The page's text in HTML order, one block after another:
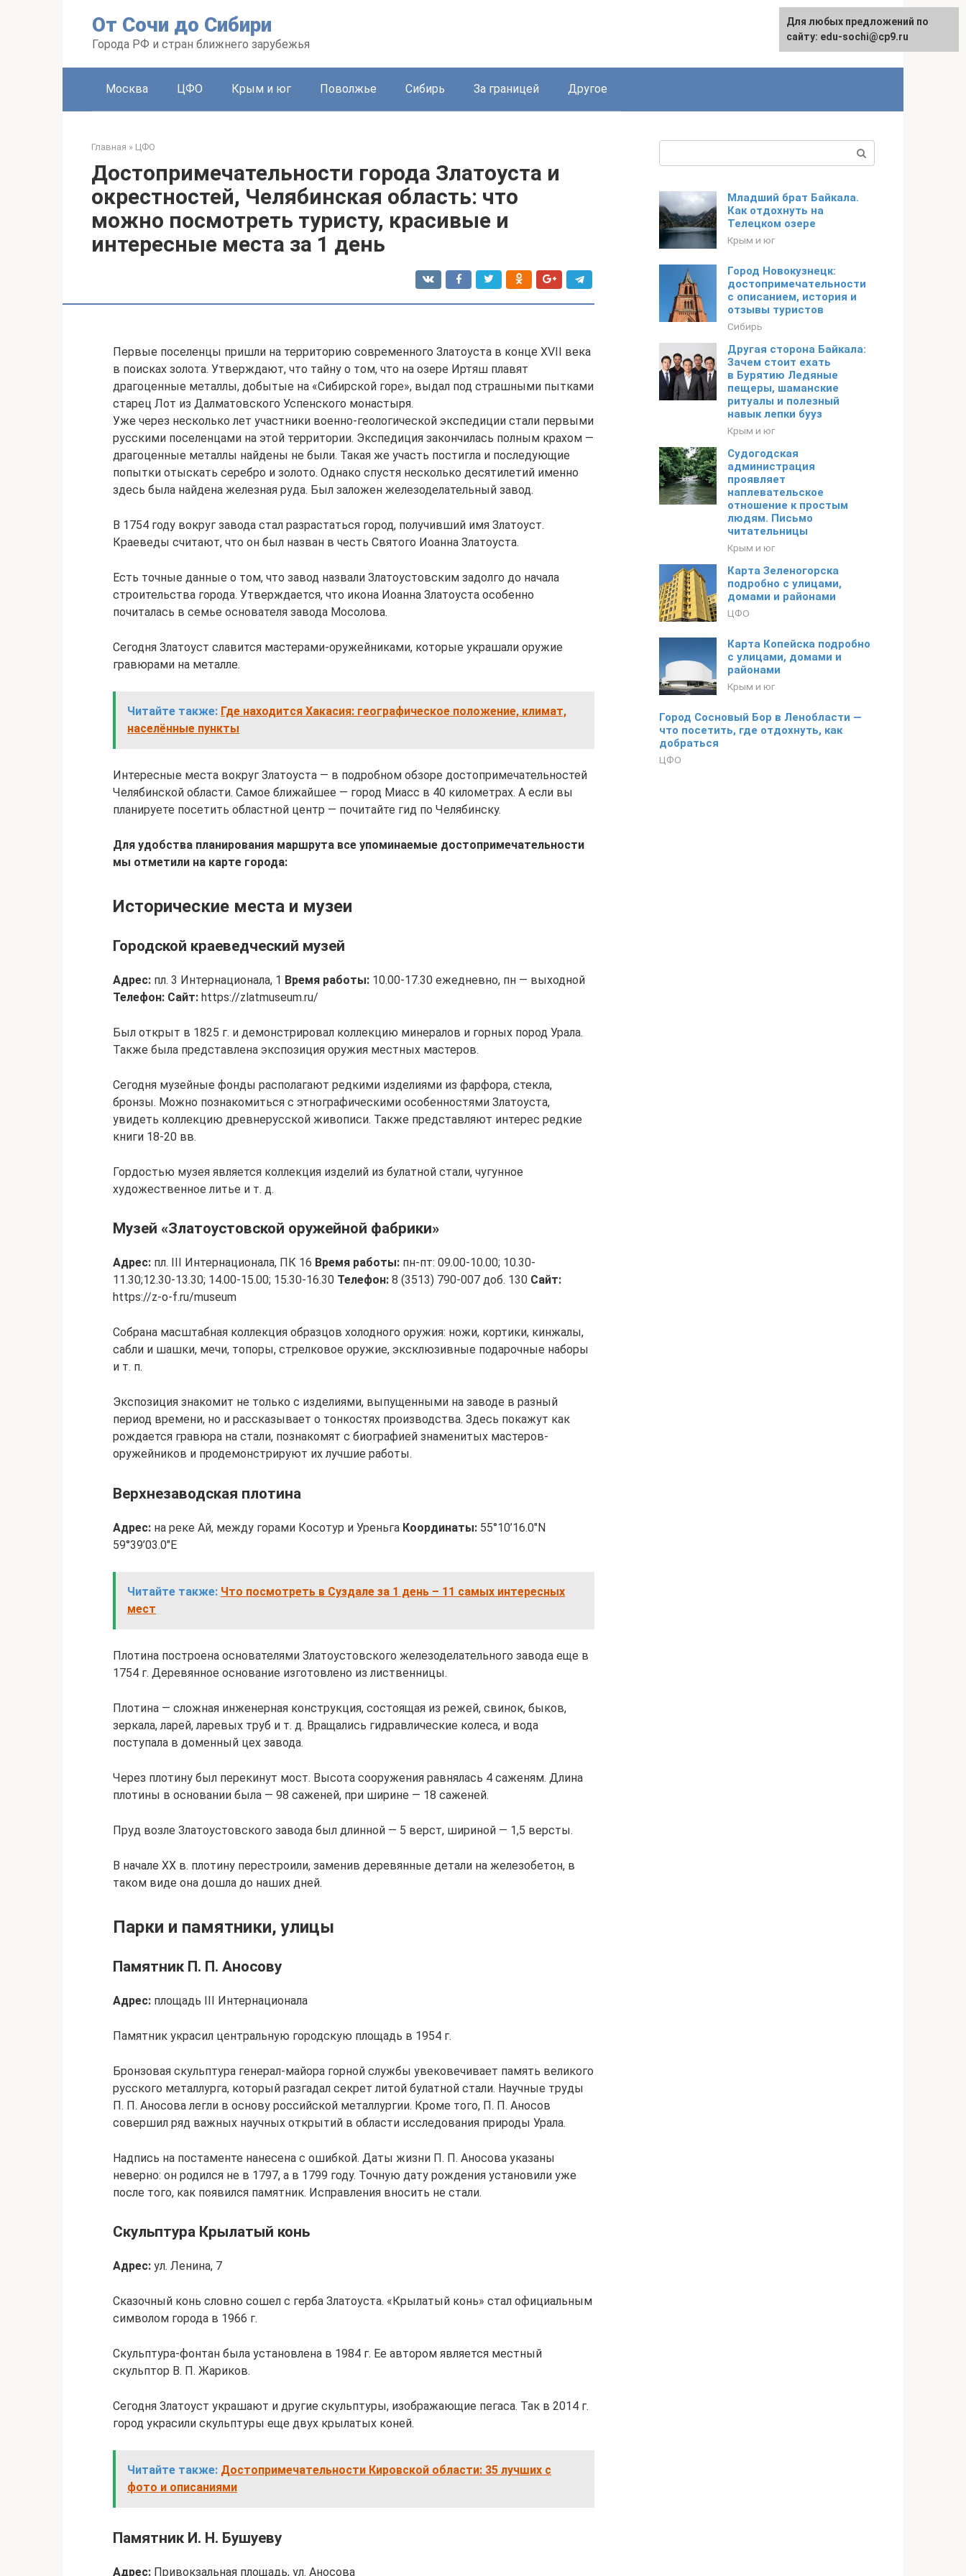
От Сочи до Сибири
Города РФ и стран ближнего зарубежья
English
Москва ЦФО Крым и юг Поволжье Сибирь За границей Другое
Главная » ЦФО
Достопримечательности города Златоуста и
окрестностей, Челябинская область: что
можно посмотреть туристу, красивые и
интересные места за 1 день
Первые поселенцы пришли на территорию современного Златоуста в конце XVII века
в поисках золота. Утверждают, что тайну о том, что на озере Иртяш плавят
драгоценные металлы, добытые на «Сибирской горе», выдал под страшными пытками
старец Лот из Далматовского Успенского монастыря.
Уже через несколько лет участники военно-геологической экспедиции стали первыми
русскими поселенцами на этой территории. Экспедиция закончилась полным крахом —
драгоценные металлы найдены не были. Такая же участь постигла и последующие
попытки отыскать серебро и золото. Однако спустя несколько десятилетий именно
здесь была найдена железная руда. Был заложен железоделательный завод.
В 1754 году вокруг завода стал разрастаться город, получивший имя Златоуст.
Краеведы считают, что он был назван в честь Святого Иоанна Златоуста.
Есть точные данные о том, что завод назвали Златоустовским задолго до начала
строительства города. Утверждается, что икона Иоанна Златоуста особенно
почиталась в семье основателя завода Мосолова.
Сегодня Златоуст славится мастерами-оружейниками, которые украшали оружие
гравюрами на металле.
Читайте также: Где находится Хакасия: географическое положение, климат,
населённые пункты
Интересные места вокруг Златоуста — в подробном обзоре достопримечательностей
Челябинской области. Самое ближайшее — город Миасс в 40 километрах. А если вы
планируете посетить областной центр — почитайте гид по Челябинску.
Для удобства планирования маршрута все упоминаемые достопримечательности
мы отметили на карте города:
Исторические места и музеи
Городской краеведческий музей
Адрес: пл. 3 Интернационала, 1 Время работы: 10.00-17.30 ежедневно, пн — выходной
Телефон: Сайт: https://zlatmuseum.ru/
Был открыт в 1825 г. и демонстрировал коллекцию минералов и горных пород Урала.
Также была представлена экспозиция оружия местных мастеров.
Сегодня музейные фонды располагают редкими изделиями из фарфора, стекла,
бронзы. Можно познакомиться с этнографическими особенностями Златоуста,
увидеть коллекцию древнерусской живописи. Также представляют интерес редкие
книги 18-20 вв.
Гордостью музея является коллекция изделий из булатной стали, чугунное
художественное литье и т. д.
Музей «Златоустовской оружейной фабрики»
Адрес: пл. III Интернационала, ПК 16 Время работы: пн-пт: 09.00-10.00; 10.30-
11.30;12.30-13.30; 14.00-15.00; 15.30-16.30 Телефон: 8 (3513) 790-007 доб. 130 Сайт:
https://z-o-f.ru/museum
Собрана масштабная коллекция образцов холодного оружия: ножи, кортики, кинжалы,
сабли и шашки, мечи, топоры, стрелковое оружие, эксклюзивные подарочные наборы
и т. п.
Экспозиция знакомит не только с изделиями, выпущенными на заводе в разный
период времени, но и рассказывает о тонкостях производства. Здесь покажут как
рождается гравюра на стали, познакомят с биографией знаменитых мастеров-
оружейников и продемонстрируют их лучшие работы.
Верхнезаводская плотина
Адрес: на реке Ай, между горами Косотур и Уреньга Координаты: 55°10’16.0″N
59°39’03.0″E
Читайте также: Что посмотреть в Суздале за 1 день – 11 самых интересных
мест
Плотина построена основателями Златоустовского железоделательного завода еще в
1754 г. Деревянное основание изготовлено из лиственницы.
Плотина — сложная инженерная конструкция, состоящая из режей, свинок, быков,
зеркала, ларей, ларевых труб и т. д. Вращались гидравлические колеса, и вода
поступала в доменный цех завода.
Через плотину был перекинут мост. Высота сооружения равнялась 4 саженям. Длина
плотины в основании была — 98 саженей, при ширине — 18 саженей.
Пруд возле Златоустовского завода был длинной — 5 верст, шириной — 1,5 версты.
В начале ХХ в. плотину перестроили, заменив деревянные детали на железобетон, в
таком виде она дошла до наших дней.
Парки и памятники, улицы
Памятник П. П. Аносову
Адрес: площадь III Интернационала
Памятник украсил центральную городскую площадь в 1954 г.
Бронзовая скульптура генерал-майора горной службы увековечивает память великого
русского металлурга, который разгадал секрет литой булатной стали. Научные труды
П. П. Аносова легли в основу российской металлургии. Кроме того, П. П. Аносов
совершил ряд важных научных открытий в области исследования природы Урала.
Надпись на постаменте нанесена с ошибкой. Даты жизни П. П. Аносова указаны
неверно: он родился не в 1797, а в 1799 году. Точную дату рождения установили уже
после того, как появился памятник. Исправления вносить не стали.
Скульптура Крылатый конь
Адрес: ул. Ленина, 7
Сказочный конь словно сошел с герба Златоуста. «Крылатый конь» стал официальным
символом города в 1966 г.
Скульптура-фонтан была установлена в 1984 г. Ее автором является местный
скульптор В. П. Жариков.
Сегодня Златоуст украшают и другие скульптуры, изображающие пегаса. Так в 2014 г.
город украсили скульптуры еще двух крылатых коней.
Читайте также: Достопримечательности Кировской области: 35 лучших с
фото и описаниями
Памятник И. Н. Бушуеву
Адрес: Привокзальная площадь, ул. Аносова
Младший брат Байкала.
Как отдохнуть на
Телецком озере
Крым и юг
Город Новокузнецк:
достопримечательности
с описанием, история и
отзывы туристов
Сибирь
Другая сторона Байкала:
Зачем стоит ехать
в Бурятию Ледяные
пещеры, шаманские
ритуалы и полезный
навык лепки бууз
Крым и юг
Судогодская
администрация
проявляет
наплевательское
отношение к простым
людям. Письмо
читательницы
Крым и юг
Карта Зеленогорска
подробно с улицами,
домами и районами
ЦФО
Карта Копейска подробно
с улицами, домами и
районами
Крым и юг
Город Сосновый Бор в Ленобласти —
что посетить, где отдохнуть, как
добраться
ЦФО
Для любых предложений по
сайту: edu-sochi@cp9.ru